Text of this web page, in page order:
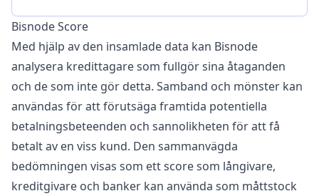
Bisnode Score
Med hjälp av den insamlade data kan Bisnode
analysera kredittagare som fullgör sina åtaganden
och de som inte gör detta. Samband och mönster kan
användas för att förutsäga framtida potentiella
betalningsbeteenden och sannolikheten för att få
betalt av en viss kund. Den sammanvägda
bedömningen visas som ett score som långivare,
kreditgivare och banker kan använda som måttstock